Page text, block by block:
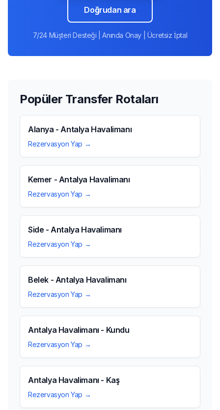
Doğrudan ara
7/24 Müşteri Desteği | Anında Onay | Ücretsiz İptal
Popüler Transfer Rotaları
Alanya - Antalya Havalimanı
Rezervasyon Yap →
Kemer - Antalya Havalimanı
Rezervasyon Yap →
Side - Antalya Havalimanı
Rezervasyon Yap →
Belek - Antalya Havalimanı
Rezervasyon Yap →
Antalya Havalimanı - Kundu
Rezervasyon Yap →
Antalya Havalimanı - Kaş
Rezervasyon Yap →